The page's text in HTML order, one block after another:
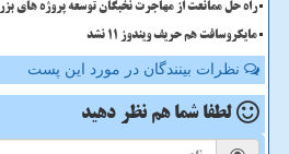
راه حل ممانعت از مهاجرت نخبگان توسعه پروژه های
مایکروسافت هم حریف ویندوز 11 نشد
نظرات بینندگان در مورد این پست
لطفا شما هم نظر دهید